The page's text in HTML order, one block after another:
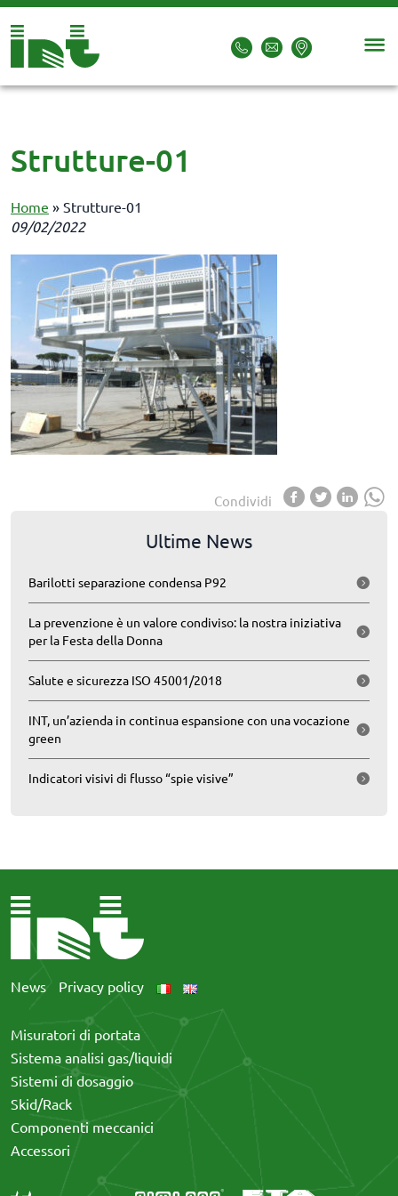
Strutture-01
Home » Strutture-01
09/02/2022
Condividi
Ultime News
Barilotti separazione condensa P92
La prevenzione è un valore condiviso: la nostra iniziativa
per la Festa della Donna
Salute e sicurezza ISO 45001/2018
INT, un’azienda in continua espansione con una vocazione
green
Indicatori visivi di flusso “spie visive”
News Privacy policy
Misuratori di portata
Sistema analisi gas/liquidi
Sistemi di dosaggio
Skid/Rack
Componenti meccanici
Accessori